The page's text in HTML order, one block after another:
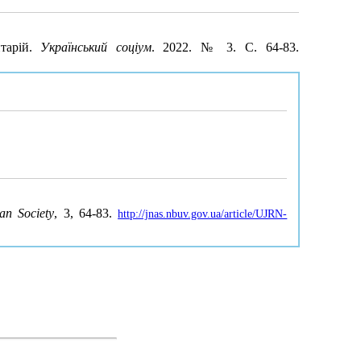
Український соціум. 2022. № 3. С. 64-83.
Society, 3, 64-83.http://jnas.nbuv.gov.ua/article/UJRN-